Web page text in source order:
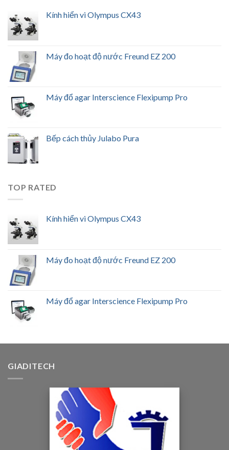
Kính hiển vi Olympus CX43
Máy đo hoạt độ nước Freund EZ 200
Máy đổ agar Interscience Flexipump Pro
Bếp cách thủy Julabo Pura
TOP RATED
Kính hiển vi Olympus CX43
Máy đo hoạt độ nước Freund EZ 200
Máy đổ agar Interscience Flexipump Pro
GIADITECH